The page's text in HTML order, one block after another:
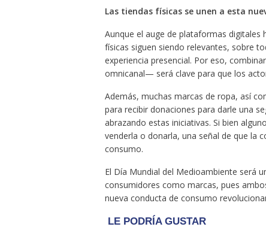
Las tiendas físicas se unen a esta
Aunque el auge de plataformas
físicas siguen siendo relevantes, sobre
experiencia presencial. Por eso,
omnicanal— será clave para que los
Además, muchas marcas de ropa, así
para recibir donaciones para darle una
abrazando estas iniciativas. Si bien
venderla o donarla, una señal de que la
consumo.
El Día Mundial del Medioambiente será
consumidores como marcas, pues
nueva conducta de consumo